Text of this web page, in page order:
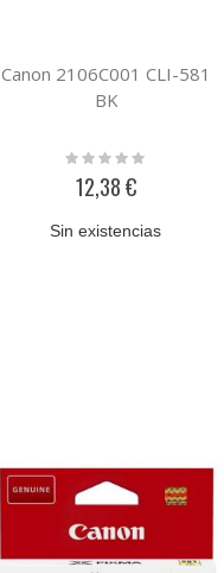
Canon 2106C001 CLI-581
BK
Rating:
12,38 €
Sin existencias